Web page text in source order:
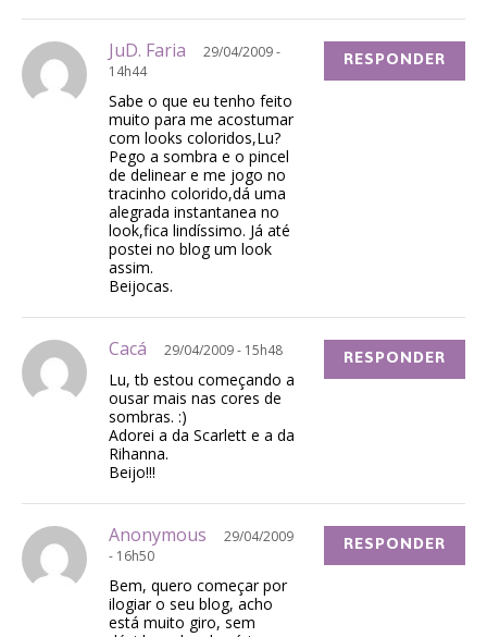
JuD. Faria
29/04/2009 -
14h44
Sabe o que eu tenho feito
muito para me acostumar
com looks coloridos,Lu?
Pego a sombra e o pincel
de delinear e me jogo no
tracinho colorido,dá uma
alegrada instantanea no
look,fica lindíssimo. Já até
postei no blog um look
assim.
Beijocas.
RESPONDER
Cacá 29/04/2009 - 15h48
Lu, tb estou começando a
ousar mais nas cores de
sombras. :)
Adorei a da Scarlett e a da
Rihanna.
Beijo!!!
RESPONDER
Anonymous
29/04/2009
- 16h50
Bem, quero começar por
ilogiar o seu blog, acho
está muito giro, sem
RESPONDER